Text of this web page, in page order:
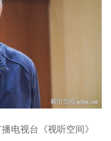
电视台《视听空间》